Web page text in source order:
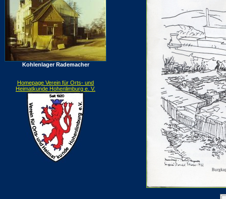
Kohlenlager Rademacher
Homepage Verein für Orts- und
Heimatkunde Hohenlimburg e. V.